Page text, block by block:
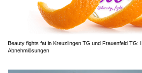
Beauty fights fat in Kreuzlingen TG und Frauenfeld TG:
Abnehmlösungen